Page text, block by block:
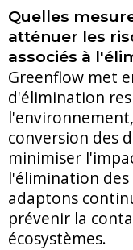
Quelles
atténuer les
associés à
Greenflow met
d'élimination
conversion des
minimiser
l'élimination
adaptons
prévenir la
écosystèmes.